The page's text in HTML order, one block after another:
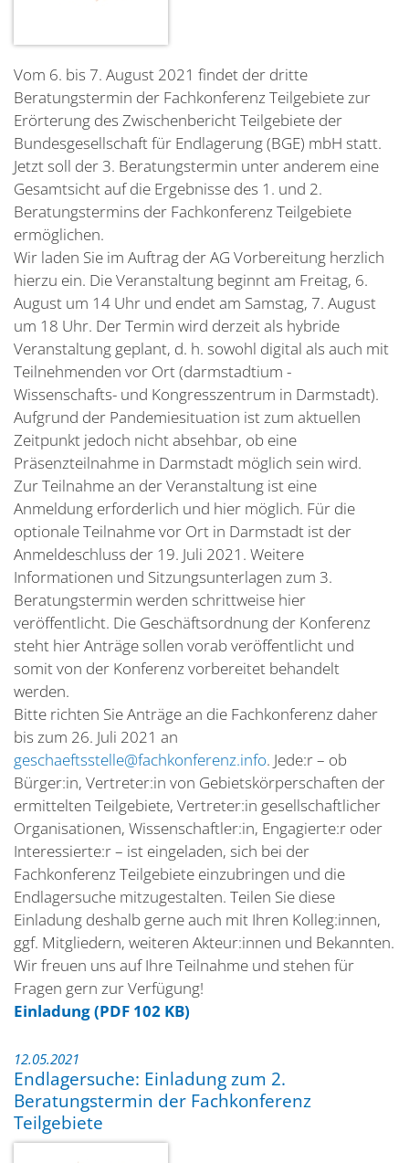
Vom 6. bis 7. August 2021 findet der dritte
Beratungstermin der Fachkonferenz Teilgebiete zur
Erörterung des Zwischenbericht Teilgebiete der
Bundesgesellschaft für Endlagerung (BGE) mbH statt.
Jetzt soll der 3. Beratungstermin unter anderem eine
Gesamtsicht auf die Ergebnisse des 1. und 2.
Beratungstermins der Fachkonferenz Teilgebiete
ermöglichen.
Wir laden Sie im Auftrag der AG Vorbereitung herzlich
hierzu ein. Die Veranstaltung beginnt am Freitag, 6.
August um 14 Uhr und endet am Samstag, 7. August
um 18 Uhr. Der Termin wird derzeit als hybride
Veranstaltung geplant, d. h. sowohl digital als auch mit
Teilnehmenden vor Ort (darmstadtium -
Wissenschafts- und Kongresszentrum in Darmstadt).
Aufgrund der Pandemiesituation ist zum aktuellen
Zeitpunkt jedoch nicht absehbar, ob eine
Präsenzteilnahme in Darmstadt möglich sein wird.
Zur Teilnahme an der Veranstaltung ist eine
Anmeldung erforderlich und hier möglich. Für die
optionale Teilnahme vor Ort in Darmstadt ist der
Anmeldeschluss der 19. Juli 2021. Weitere
Informationen und Sitzungsunterlagen zum 3.
Beratungstermin werden schrittweise hier
veröffentlicht. Die Geschäftsordnung der Konferenz
steht hier Anträge sollen vorab veröffentlicht und
somit von der Konferenz vorbereitet behandelt
werden.
Bitte richten Sie Anträge an die Fachkonferenz daher
bis zum 26. Juli 2021 an
geschaeftsstelle@fachkonferenz.info. Jede:r – ob
Bürger:in, Vertreter:in von Gebietskörperschaften der
ermittelten Teilgebiete, Vertreter:in gesellschaftlicher
Organisationen, Wissenschaftler:in, Engagierte:r oder
Interessierte:r – ist eingeladen, sich bei der
Fachkonferenz Teilgebiete einzubringen und die
Endlagersuche mitzugestalten. Teilen Sie diese
Einladung deshalb gerne auch mit Ihren Kolleg:innen,
ggf. Mitgliedern, weiteren Akteur:innen und Bekannten.
Wir freuen uns auf Ihre Teilnahme und stehen für
Fragen gern zur Verfügung!
Einladung (PDF 102 KB)
12.05.2021
Endlagersuche: Einladung zum 2.
Beratungstermin der Fachkonferenz
Teilgebiete